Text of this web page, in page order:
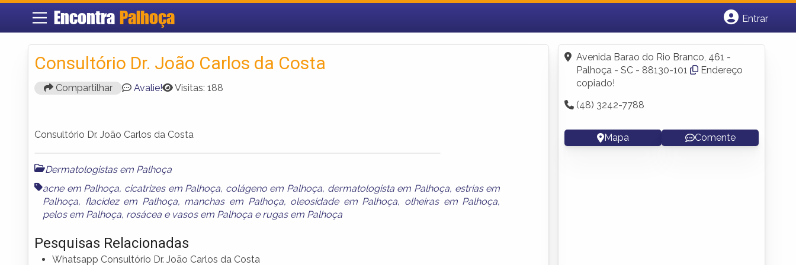
Encontra Palhoça
Entrar
Fazer login
Criar conta
Consultório Dr. João Carlos da Costa
Compartilhar Avalie! Visitas: 188
Consultório Dr. João Carlos da Costa
Dermatologistas em Palhoça
acne em Palhoça, cicatrizes em Palhoça, colágeno em Palhoça, dermatologista em Palhoça, estrias em
Palhoça, flacidez em Palhoça, manchas em Palhoça, oleosidade em Palhoça, olheiras em Palhoça,
pelos em Palhoça, rosácea e vasos em Palhoça e rugas em Palhoça
Pesquisas Relacionadas
Whatsapp Consultório Dr. João Carlos da Costa
Avenida Barao do Rio Branco, 461 -
Palhoça - SC - 88130-101
Endereço
copiado!
(48) 3242-7788
Mapa Comente